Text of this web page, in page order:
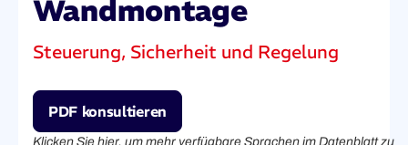
Wandmontage
Steuerung, Sicherheit und Regelung
PDF konsultieren
Klicken Sie hier, um mehr verfügbare Sprachen im Datenblatt zu